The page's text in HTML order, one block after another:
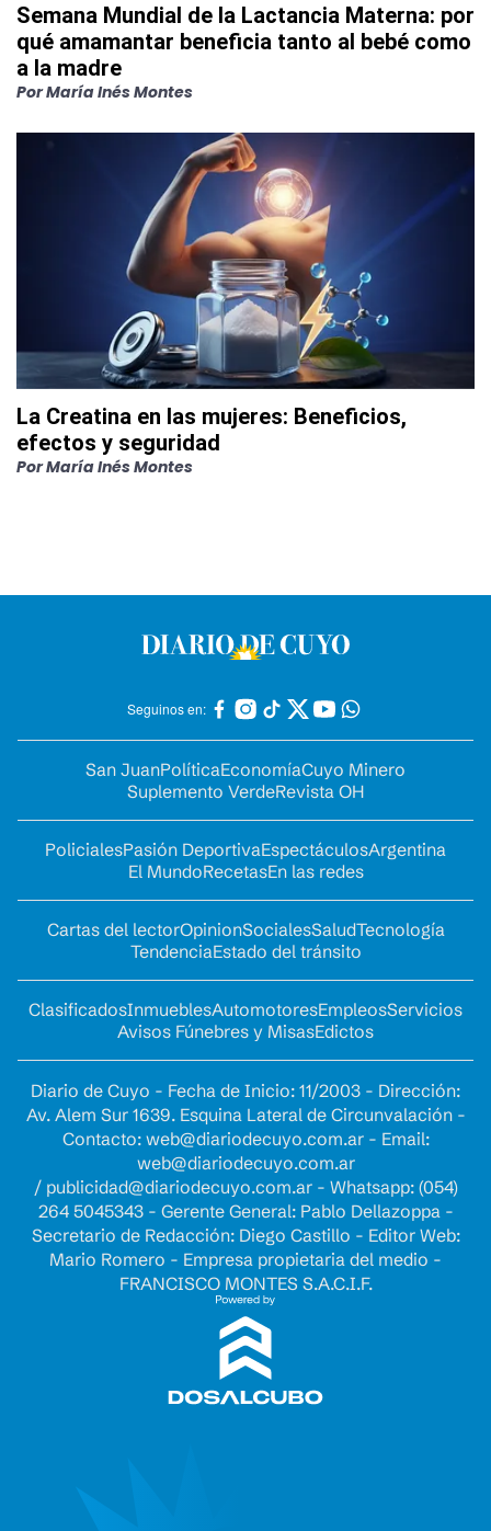
Semana Mundial de la Lactancia Materna: por
qué amamantar beneficia tanto al bebé como
a la madre
PorMaría Inés Montes
La Creatina en las mujeres: Beneficios,
efectos y seguridad
PorMaría Inés Montes
Seguinos en:
San JuanPolíticaEconomíaCuyo Minero
Suplemento VerdeRevista OH
PolicialesPasión DeportivaEspectáculosArgentina
El MundoRecetasEn las redes
Cartas del lectorOpinionSocialesSaludTecnología
TendenciaEstado del tránsito
ClasificadosInmueblesAutomotoresEmpleosServicios
Avisos Fúnebres y MisasEdictos
Diario de Cuyo - Fecha de Inicio: 11/2003 - Dirección:
Av. Alem Sur 1639. Esquina Lateral de Circunvalación -
Contacto: web@diariodecuyo.com.ar- Email:
web@diariodecuyo.com.ar
/ publicidad@diariodecuyo.com.ar- Whatsapp: (054)
264 5045343 - Gerente General: Pablo Dellazoppa -
Secretario de Redacción: Diego Castillo - Editor Web:
Mario Romero - Empresa propietaria del medio -
FRANCISCO MONTES S.A.C.I.F.